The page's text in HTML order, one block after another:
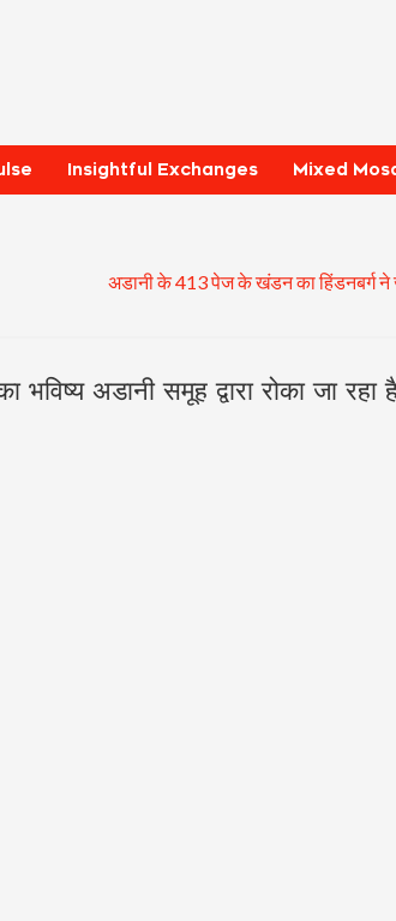
Insightful Exchanges Mixed
अडानी के 413 पेज के खंडन का हिंडनबर्ग ने
अडानी समूह द्वारा रोका जा रहा